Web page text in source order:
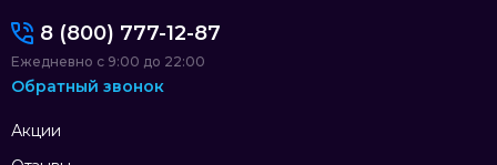
Акции
8 (800) 777-12-87
Ежедневно с 9:00 до 22:00
Обратный звонок